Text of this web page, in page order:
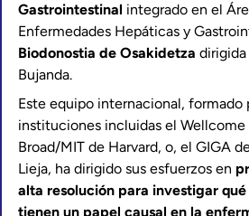
Gastrointestinal integrado en el
Enfermedades Hepáticas y
Biodonostia de Osakidetza dirigida
Bujanda.
Este equipo internacional, formado
instituciones incluidas el Wellcome
Broad/MIT de Harvard, o, el GIGA
Lieja, ha dirigido sus esfuerzos en
alta resolución para investigar
tienen un papel causal en la